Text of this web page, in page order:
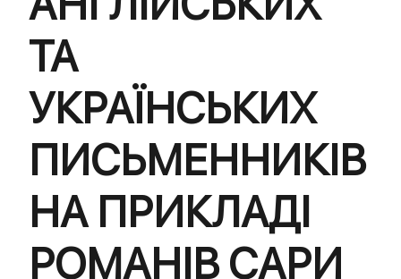
ТА
УКРАЇНСЬКИХ
ПИСЬМЕННИКІВ
НА ПРИКЛАДІ
РОМАНІВ САРИ